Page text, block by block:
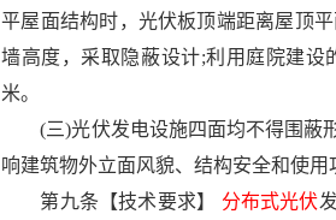
平屋面结构时，光伏板顶端距离屋顶
墙高度，采取隐蔽设计;利用庭院建设
米。
(三)光伏发电设施四面均不得围蔽
响建筑物外立面风貌、结构安全和使用
第九条【技术要求】 分布式光伏